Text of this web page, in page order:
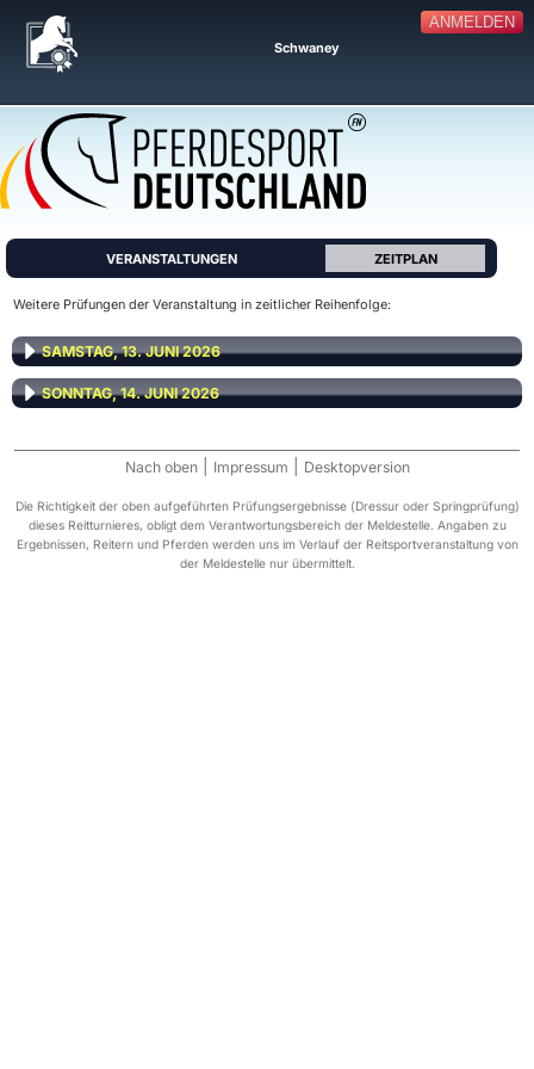
ANMELDEN
Schwaney
VERANSTALTUNGEN ZEITPLAN
Weitere Prüfungen der Veranstaltung in zeitlicher Reihenfolge:
SAMSTAG, 13. JUNI 2026
SONNTAG, 14. JUNI 2026
Nach oben Impressum Desktopversion
Die Richtigkeit der oben aufgeführten Prüfungsergebnisse (Dressur oder Springprüfung)
dieses Reitturnieres, obligt dem Verantwortungsbereich der Meldestelle. Angaben zu
Ergebnissen, Reitern und Pferden werden uns im Verlauf der Reitsportveranstaltung von
der Meldestelle nur übermittelt.